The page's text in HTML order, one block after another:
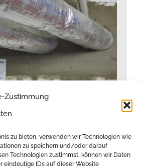
Zustimmung
zu bieten, verwenden wir Technologien wie
zu speichern und/oder darauf
Technologien zustimmst, können wir Daten
eindeutige IDs auf dieser Website